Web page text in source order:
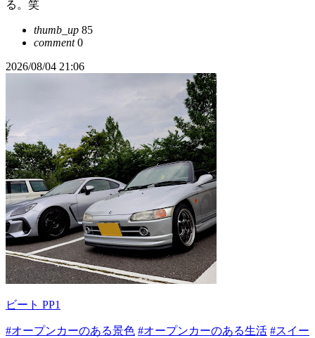
る。笑
thumb_up 85
comment0
2026/08/04 21:06
ビート PP1
#オープンカーのある景色 #オープンカーのある生活 #スイー